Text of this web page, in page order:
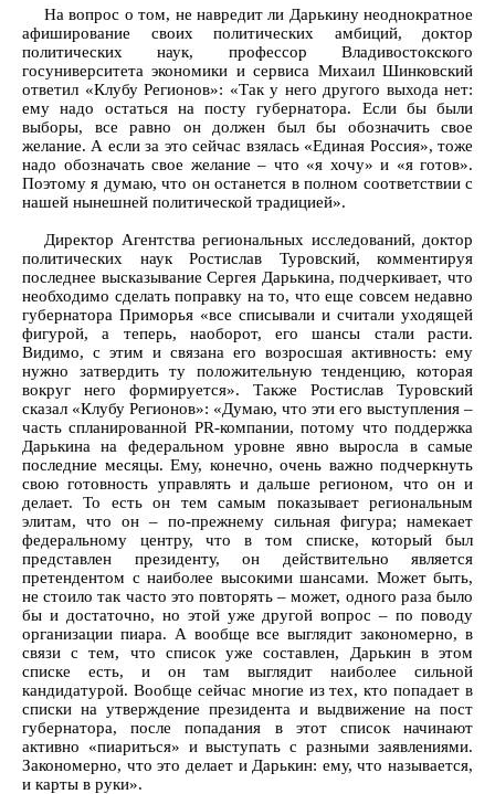
На вопрос о том, не навредит ли Дарькину неоднократное
афиширование своих политических амбиций, доктор
политических наук, профессор Владивостокского
госуниверситета экономики и сервиса Михаил Шинковский
ответил «Клубу Регионов»: «Так у него другого выхода нет:
ему надо остаться на посту губернатора. Если бы были
выборы, все равно он должен был бы обозначить свое
желание. А если за это сейчас взялась «Единая Россия», тоже
надо обозначать свое желание – что «я хочу» и «я готов».
Поэтому я думаю, что он останется в полном соответствии с
нашей нынешней политической традицией».
Директор Агентства региональных исследований, доктор
политических наук Ростислав Туровский, комментируя
последнее высказывание Сергея Дарькина, подчеркивает, что
необходимо сделать поправку на то, что еще совсем недавно
губернатора Приморья «все списывали и считали уходящей
фигурой, а теперь, наоборот, его шансы стали расти.
Видимо, с этим и связана его возросшая активность: ему
нужно затвердить ту положительную тенденцию, которая
вокруг него формируется». Также Ростислав Туровский
сказал «Клубу Регионов»: «Думаю, что эти его выступления –
часть спланированной PR-компании, потому что поддержка
Дарькина на федеральном уровне явно выросла в самые
последние месяцы. Ему, конечно, очень важно подчеркнуть
свою готовность управлять и дальше регионом, что он и
делает. То есть он тем самым показывает региональным
элитам, что он – по-прежнему сильная фигура; намекает
федеральному центру, что в том списке, который был
представлен президенту, он действительно является
претендентом с наиболее высокими шансами. Может быть,
не стоило так часто это повторять – может, одного раза было
бы и достаточно, но этой уже другой вопрос – по поводу
организации пиара. А вообще все выглядит закономерно, в
связи с тем, что список уже составлен, Дарькин в этом
списке есть, и он там выглядит наиболее сильной
кандидатурой. Вообще сейчас многие из тех, кто попадает в
списки на утверждение президента и выдвижение на пост
губернатора, после попадания в этот список начинают
активно «пиариться» и выступать с разными заявлениями.
Закономерно, что это делает и Дарькин: ему, что называется,
и карты в руки».